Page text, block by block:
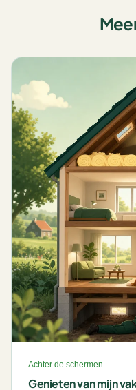
Achter de schermen
Genieten van mijn